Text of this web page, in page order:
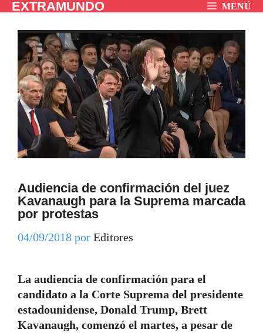
Saltar
contenido
EXTRAMUNDO MENÚ
Audiencia de confirmación del juez
Kavanaugh para la Suprema marcada
por protestas
04/09/2018 por Editores
La audiencia de confirmación para el
candidato a la Corte Suprema del presidente
estadounidense, Donald Trump, Brett
Kavanaugh, comenzó el martes, a pesar de